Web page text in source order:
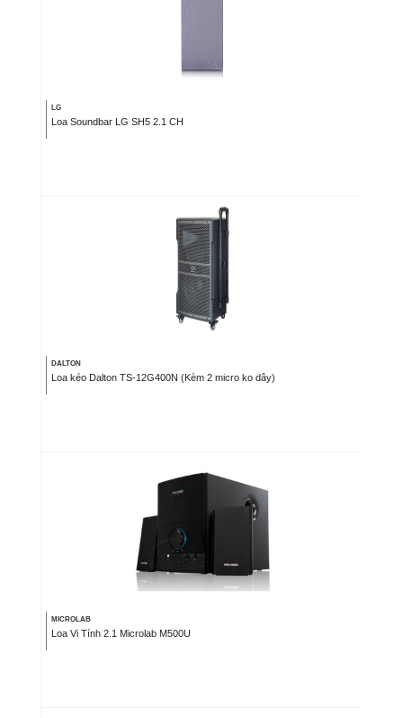
LG
Loa Soundbar LG SH5 2.1 CH
DALTON
Loa kéo Dalton TS-12G400N (Kèm 2 micro ko dây)
MICROLAB
Loa Vi Tính 2.1 Microlab M500U